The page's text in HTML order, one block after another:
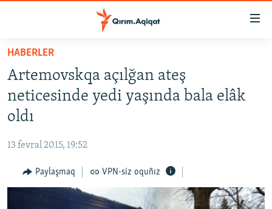
Esas
qaytmaq
Baş
navigatsiyağa
qaytmaq
Qıdıruvğa
İQTİSADİYAT
MEDENİYET
İNSAN AQLARI
HABERLER
Artemovskqa açılğan ateş
neticesinde yedi yaşında bala elâk
oldı
13 fevral 2015, 19:52
Paylaşmaq VPN-siz oquñız